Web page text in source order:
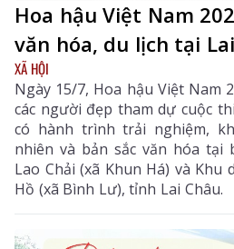
Hoa hậu Việt Nam
văn hóa, du lịch tại
XÃ HỘI
Ngày 15/7, Hoa hậu Việt Nam
các người đẹp tham dự cuộc
có hành trình trải nghiệm,
nhiên và bản sắc văn hóa tại
Lao Chải (xã Khun Há) và Khu
Hồ (xã Bình Lư), tỉnh Lai Châu.